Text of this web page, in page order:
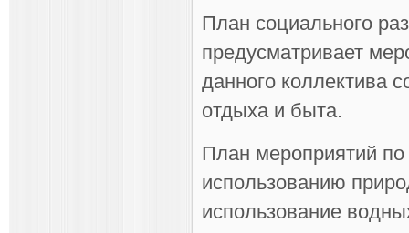
План социального
предусматривает
данного коллектива
отдыха и быта.
План мероприятий
использованию
использование